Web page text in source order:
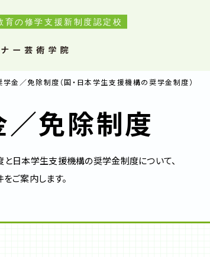
学金／免除制度（国・日本学生支援機構の奨学金制度）
／免除制度
日本学生支援機構の奨学金制度について、
ご案内します。